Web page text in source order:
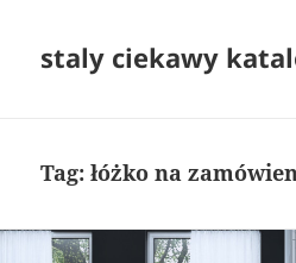
staly ciekawy
Tag:łóżko na